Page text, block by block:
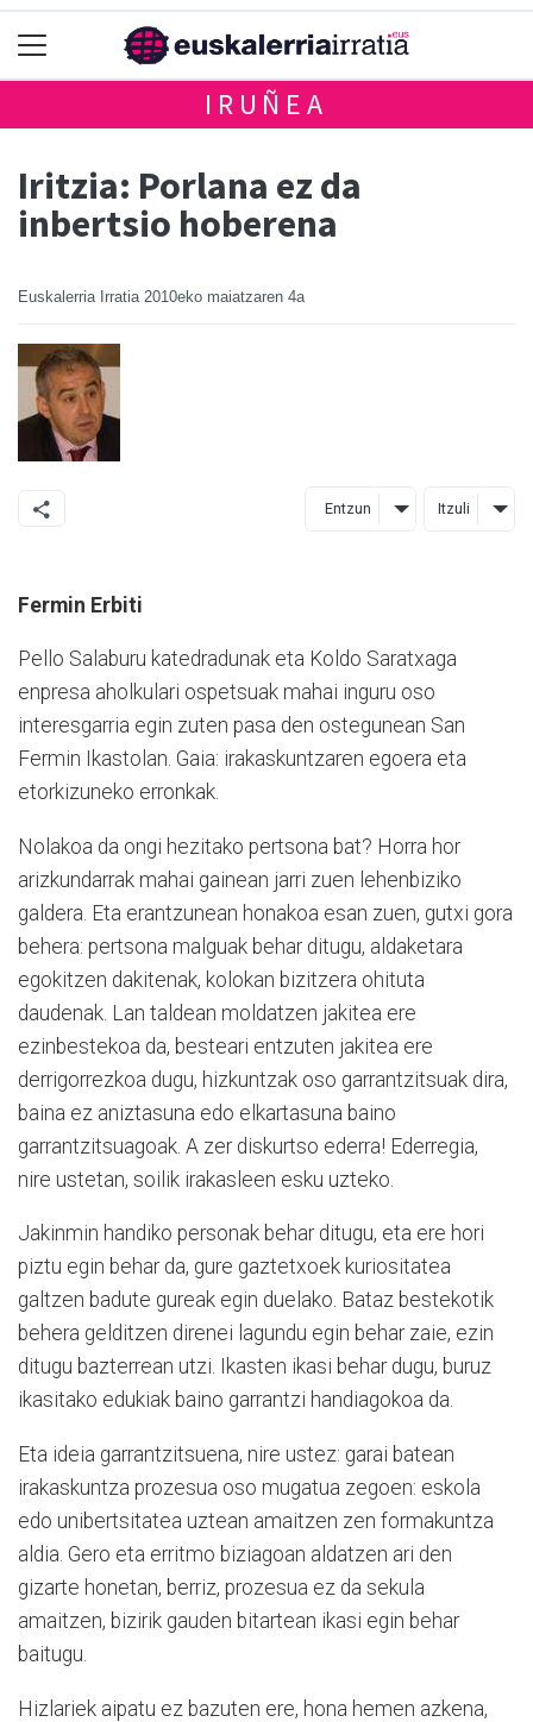
IRUÑEA
Iritzia: Porlana ez da
inbertsio hoberena
Euskalerria Irratia 2010eko maiatzaren 4a
Entzun Itzuli
Fermin Erbiti
Pello Salaburu katedradunak eta Koldo Saratxaga
enpresa aholkulari ospetsuak mahai inguru oso
interesgarria egin zuten pasa den ostegunean San
Fermin Ikastolan. Gaia: irakaskuntzaren egoera eta
etorkizuneko erronkak.
Nolakoa da ongi hezitako pertsona bat? Horra hor
arizkundarrak mahai gainean jarri zuen lehenbiziko
galdera. Eta erantzunean honakoa esan zuen, gutxi gora
behera: pertsona malguak behar ditugu, aldaketara
egokitzen dakitenak, kolokan bizitzera ohituta
daudenak. Lan taldean moldatzen jakitea ere
ezinbestekoa da, besteari entzuten jakitea ere
derrigorrezkoa dugu, hizkuntzak oso garrantzitsuak dira,
baina ez aniztasuna edo elkartasuna baino
garrantzitsuagoak. A zer diskurtso ederra! Ederregia,
nire ustetan, soilik irakasleen esku uzteko.
Jakinmin handiko personak behar ditugu, eta ere hori
piztu egin behar da, gure gaztetxoek kuriositatea
galtzen badute gureak egin duelako. Bataz bestekotik
behera gelditzen direnei lagundu egin behar zaie, ezin
ditugu bazterrean utzi. Ikasten ikasi behar dugu, buruz
ikasitako edukiak baino garrantzi handiagokoa da.
Eta ideia garrantzitsuena, nire ustez: garai batean
irakaskuntza prozesua oso mugatua zegoen: eskola
edo unibertsitatea uztean amaitzen zen formakuntza
aldia. Gero eta erritmo biziagoan aldatzen ari den
gizarte honetan, berriz, prozesua ez da sekula
amaitzen, bizirik gauden bitartean ikasi egin behar
baitugu.
Hizlariek aipatu ez bazuten ere, hona hemen azkena,